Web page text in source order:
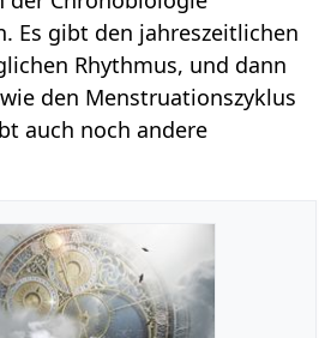
Es gibt den jahreszeitlichen
Rhythmus, und dann
den Menstruationszyklus
auch noch andere